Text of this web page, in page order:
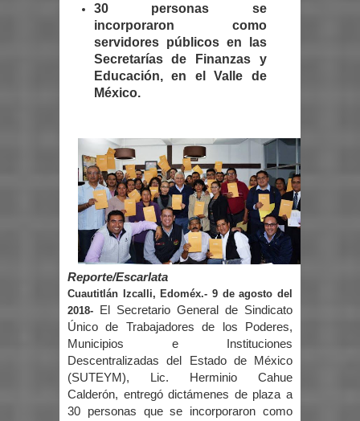
30 personas se
incorporaron como
servidores públicos en las
Secretarías de Finanzas y
Educación, en el Valle de
México.
Reporte/Escarlata
Cuautitlán Izcalli, Edoméx.- 9 de agosto del
2018-
El Secretario General de Sindicato
Único de Trabajadores de los Poderes,
Municipios e Instituciones
Descentralizadas del Estado de México
(SUTEYM), Lic. Herminio Cahue
Calderón, entregó dictámenes de plaza a
30 personas que se incorporaron como